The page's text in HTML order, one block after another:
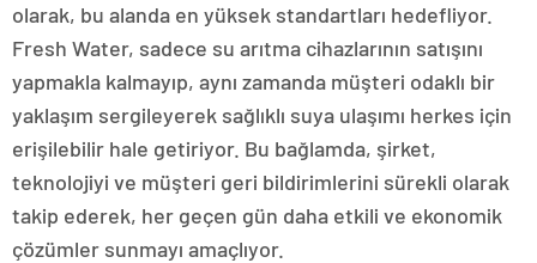
olarak, bu alanda en yüksek standartları hedefliyor.
Fresh Water, sadece su arıtma cihazlarının satışını
yapmakla kalmayıp, aynı zamanda müşteri odaklı bir
yaklaşım sergileyerek sağlıklı suya ulaşımı herkes için
erişilebilir hale getiriyor. Bu bağlamda, şirket,
teknolojiyi ve müşteri geri bildirimlerini sürekli olarak
takip ederek, her geçen gün daha etkili ve ekonomik
çözümler sunmayı amaçlıyor.